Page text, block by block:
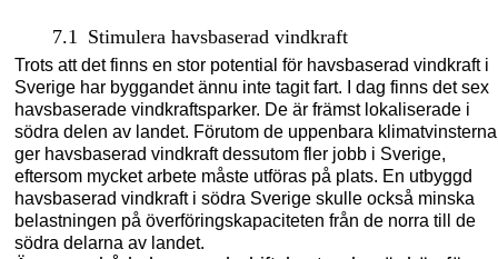
7.1 Stimulera havsbaserad vindkraft
Trots att det finns en stor potential för havsbaserad vindkraft i
Sverige har byggandet ännu inte tagit fart. I dag finns det sex
havsbaserade vindkraftsparker. De är främst lokaliserade i
södra delen av landet. Förutom de uppenbara klimatvinsterna
ger havsbaserad vindkraft dessutom fler jobb i Sverige,
eftersom mycket arbete måste utföras på plats. En utbyggd
havsbaserad vindkraft i södra Sverige skulle också minska
belastningen på överföringskapaciteten från de norra till de
södra delarna av landet.